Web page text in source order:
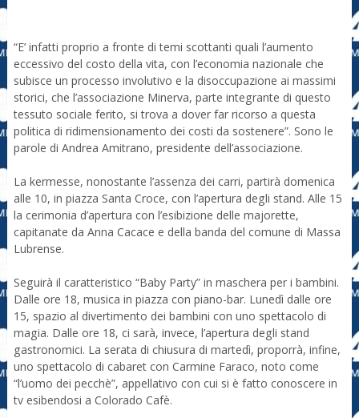
“E’ infatti proprio a fronte di temi scottanti quali l’aumento
eccessivo del costo della vita, con l’economia nazionale che
subisce un processo involutivo e la disoccupazione ai massimi
storici, che l’associazione Minerva, parte integrante di questo
tessuto sociale ferito, si trova a dover far ricorso a questa
politica di ridimensionamento dei costi da sostenere”. Sono le
parole di Andrea Amitrano, presidente dell’associazione.
La kermesse, nonostante l’assenza dei carri, partirà domenica
alle 10, in piazza Santa Croce, con l’apertura degli stand. Alle 15
la cerimonia d’apertura con l’esibizione delle majorette,
capitanate da Anna Cacace e della banda del comune di Massa
Lubrense.
Seguirà il caratteristico “Baby Party” in maschera per i bambini.
Dalle ore 18, musica in piazza con piano-bar. Lunedì dalle ore
15, spazio al divertimento dei bambini con uno spettacolo di
magia. Dalle ore 18, ci sarà, invece, l’apertura degli stand
gastronomici. La serata di chiusura di martedì, proporrà, infine,
uno spettacolo di cabaret con Carmine Faraco, noto come
“l’uomo dei pecchè”, appellativo con cui si è fatto conoscere in
tv esibendosi a Colorado Cafè.